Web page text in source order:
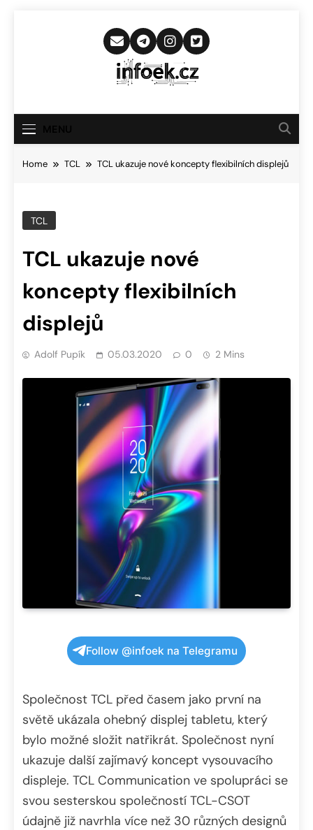
Infoek.cz
Novinkám
Home TCL TCL ukazuje nové koncepty flexibilních displejů
TCL
TCL ukazuje nové
koncepty flexibilních
displejů
Adolf Pupík 05.03.2020 0 2 Mins
Follow @infoek na Telegramu
Společnost TCL před časem jako první na
světě ukázala ohebný displej tabletu, který
bylo možné složit natřikrát. Společnost nyní
ukazuje další zajímavý koncept vysouvacího
displeje. TCL Communication ve spolupráci se
svou sesterskou společností TCL-CSOT
údajně již navrhla více než 30 různých designů